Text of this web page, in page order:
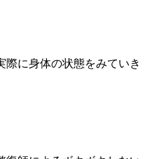
際に身体の状態をみていき